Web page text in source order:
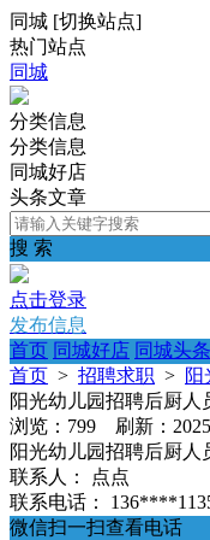
同城 [切换站点]
热门站点
同城
分类信息
分类信息
同城好店
头条文章
搜 索
点击登录
发布信息
首页 同城好店 同城头条
首页 > 招聘求职 > 阳
阳光幼儿园招聘后厨人
浏览：799 刷新：
阳光幼儿园招聘后厨人
联系人：
点点
联系电话：
微信扫一扫查看电话